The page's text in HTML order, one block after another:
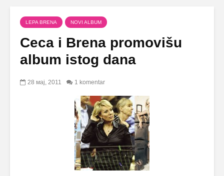
LEPA BRENA NOVI ALBUM
Ceca i Brena promovišu
album istog dana
28 мај, 2011 1 komentar